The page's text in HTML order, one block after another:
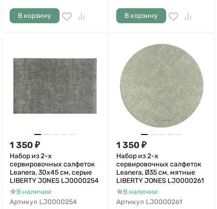
В корзину В корзину
1 350 ₽
Набор из 2-х
сервировочных салфеток
Leanera, 30х45 см, серые
LIBERTY JONES LJ0000254
В наличии
Артикул LJ0000254
1 350 ₽
Набор из 2-х
сервировочных салфеток
Leanera, Ø35 см, мятные
LIBERTY JONES LJ0000261
В наличии
Артикул LJ0000261